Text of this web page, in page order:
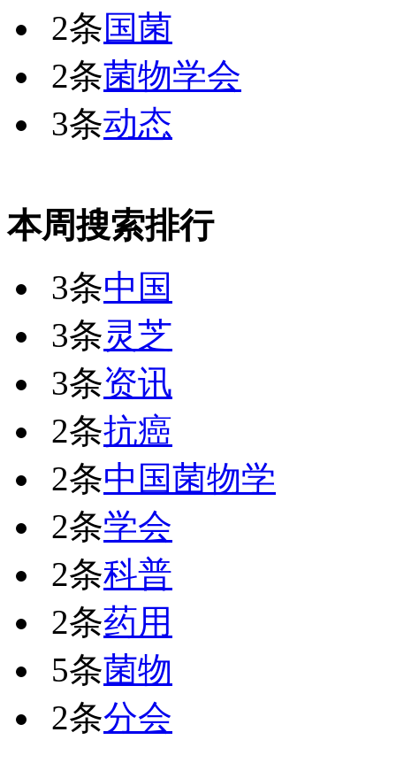
2条国菌
2条菌物学会
3条动态
本周搜索排行
3条中国
3条灵芝
3条资讯
2条抗癌
2条中国菌物学
2条学会
2条科普
2条药用
5条菌物
2条分会